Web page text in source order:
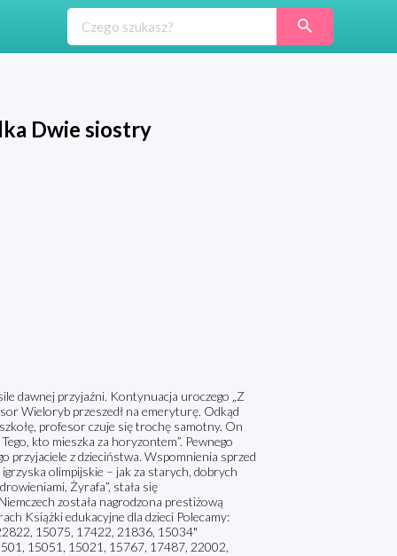
Dwie siostry
dawnej przyjaźni. Kontynuacja uroczego „Z
Wieloryb przeszedł na emeryturę. Odkąd
profesor czuje się trochę samotny. On
kto mieszka za horyzontem”. Pewnego
przyjaciele z dzieciństwa. Wspomnienia sprzed
olimpijskie – jak za starych, dobrych
Żyrafa”, stała się
została nagrodzona prestiżową
Książki edukacyjne dla dzieci Polecamy:
15075, 17422, 21836, 15034"
15051, 15021, 15767, 17487, 22002,